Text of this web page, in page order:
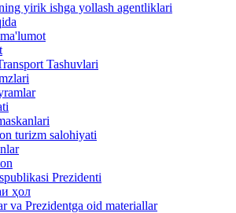
yirik ishga yollash agentliklari
Tashuvlari
turizm salohiyati
Prezidenti
ҳол
va Prezidentga oid materiallar